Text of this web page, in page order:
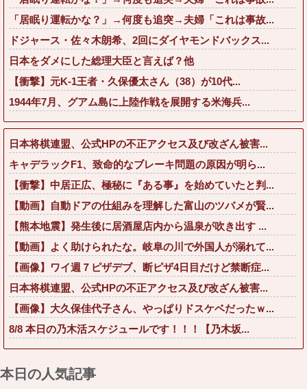
「居眠り運転かな？」→何度も追突→夫婦「これは事故...
ドジャース・佐々木朗希、2回にダイヤモンドバックス...
日本をダメにした総理大臣と言えば？他
【衝撃】元K-1王者・久保優太さん（38）が10代...
1944年7月、グアム島に上陸作戦を展開する米海兵...
日本将棋連盟、公式HPの不正アクセス及び改ざん被害...
キャデラックF1、致命的なブレーキ問題の原因が明ら...
【衝撃】中居正広、極秘に『ある事』を始めていたと判...
【動画】自動ドアの仕組みを理解した富山のツバメが賢...
【熊本地震】発生後に居酒屋店内から温泉が吹き出す ...
【動画】よく助けられたな。岐阜の川で外国人が溺れて...
【画像】ワイ週７ピザデブ、断ピザ4日目だけど禁断症...
日本将棋連盟、公式HPの不正アクセス及び改ざん被害...
【画像】大久保佳代子さん、やっぱりドスケベだったｗ...
8/8 本日の乃木活スケジュールです！！！【乃木坂...
本日の人気記事